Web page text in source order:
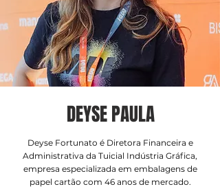
DEYSE PAULA
Deyse Fortunato é Diretora Financeira e
Administrativa da Tuicial Indústria Gráfica,
empresa especializada em embalagens de
papel cartão com 46 anos de mercado.